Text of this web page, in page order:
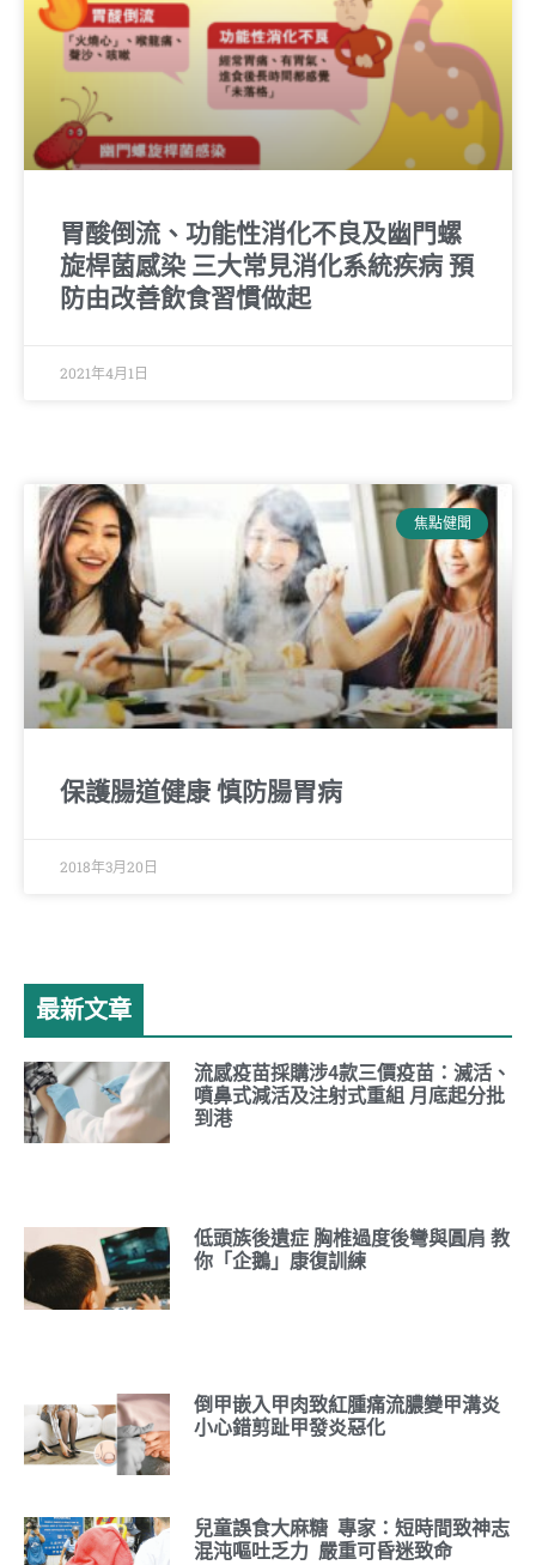
胃酸倒流、功能性消化不良及幽門螺
旋桿菌感染 三大常見消化系統疾病 預
防由改善飲食習慣做起
2021年4月1日
焦點健聞
保護腸道健康 慎防腸胃病
2018年3月20日
最新文章
流感疫苗採購涉4款三價疫苗：滅活、
噴鼻式減活及注射式重組 月底起分批
到港
低頭族後遺症 胸椎過度後彎與圓肩 教
你「企鵝」康復訓練
倒甲嵌入甲肉致紅腫痛流膿變甲溝炎
小心錯剪趾甲發炎惡化
兒童誤食大麻糖 專家：短時間致神志
混沌嘔吐乏力 嚴重可昏迷致命